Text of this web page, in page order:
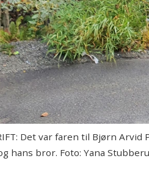
Det var faren til Bjørn
hans bror. Foto: Yana